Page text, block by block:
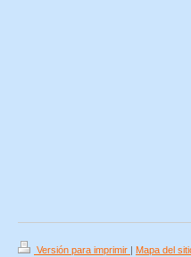
Versión para imprimir
Mapa del